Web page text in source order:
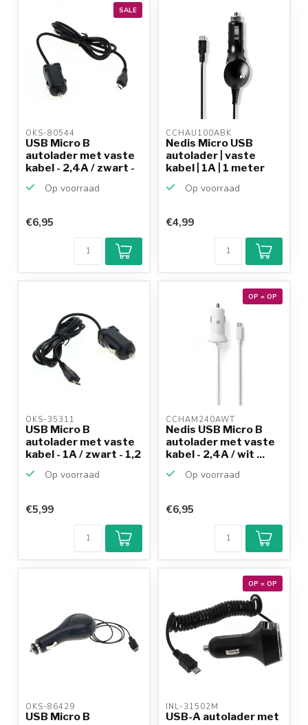
SALE
OKS-80544
USB Micro B
autolader met vaste
kabel - 2,4A / zwart -
Op voorraad
€6,95
CCHAU100ABK
Nedis Micro USB
autolader | vaste
kabel | 1A | 1 meter
Op voorraad
€4,99
OKS-35311
USB Micro B
autolader met vaste
kabel - 1A / zwart - 1,2
Op voorraad
€5,99
OP = OP
CCHAM240AWT
Nedis USB Micro B
autolader met vaste
kabel - 2,4A / wit ...
Op voorraad
€6,95
OKS-86429
USB Micro B
OP = OP
INL-31502M
USB-A autolader met